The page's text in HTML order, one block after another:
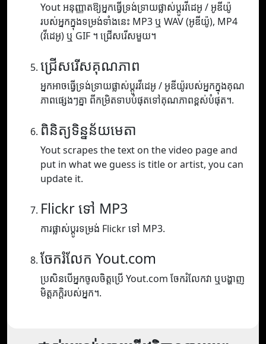
Yout អនុញ្ញាតឱ្យអ្នកធ្វើទ្រង់ទ្រាយផ្លាស់ប្តូរវីដេអូ / អូឌីយ៉ូ
របស់អ្នកក្នុងទម្រង់ទាំងនេះ MP3 ឬ WAV (អូឌីយ៉ូ), MP4
(វីដេអូ) ឬ GIF ។ ជ្រើសរើសមួយ។
ជ្រើសរើសគុណភាព
អ្នកអាចធ្វើទ្រង់ទ្រាយផ្លាស់ប្តូរវីដេអូ / អូឌីយ៉ូរបស់អ្នកក្នុងគុណ
ភាពផ្សេងៗគ្នា ពីកម្រិតទាបបំផុតទៅគុណភាពខ្ពស់បំផុត។.
ពិនិត្យទិន្នន័យមេតា
Yout scrapes the text on the video page and
put in what we guess is title or artist, you can
update it.
Flickr ទៅ MP3
ការផ្លាស់ប្តូរទម្រង់ Flickr ទៅ MP3.
ចែករំលែក Yout.com
ប្រសិនបើអ្នកចូលចិត្តប្រើ Yout.com ចែករំលែកវា ឬបង្ហាញ
មិត្តភក្តិរបស់អ្នក។.